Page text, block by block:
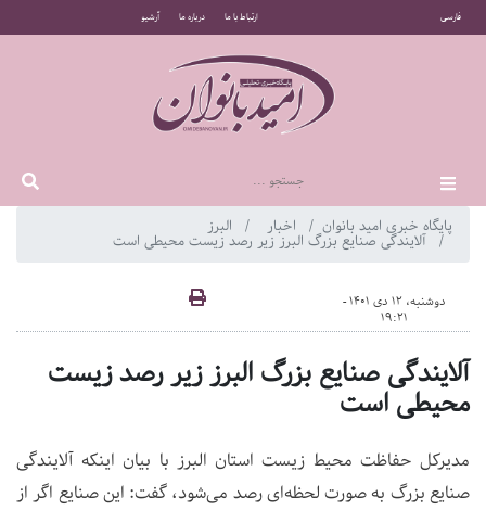
فارسی ارتباط با ما درباره ما آرشیو
پایگاه خبری امید بانوان اخبار البرز
آلایندگی صنایع بزرگ البرز زیر رصد زیست محیطی است
دوشنبه، 12 دی 1401 -
19:21
آلایندگی صنایع بزرگ البرز زیر رصد زیست
محیطی است
مدیرکل حفاظت محیط زیست استان البرز با بیان اینکه آلایندگی
صنایع بزرگ به صورت لحظه‌ای رصد می‌شود، گفت: این صنایع اگر از